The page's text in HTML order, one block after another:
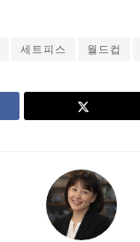
세트피스 월드컵